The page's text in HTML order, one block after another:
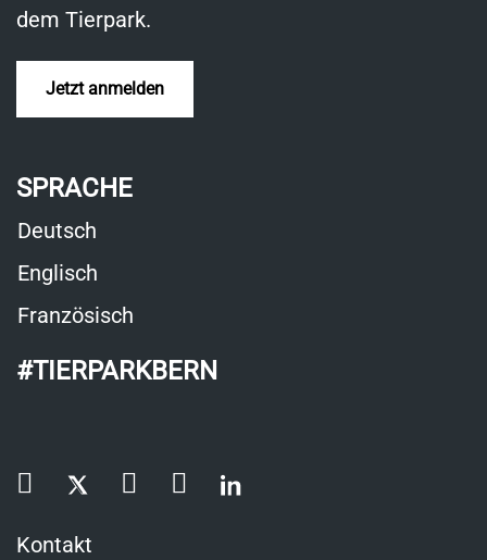
dem Tierpark.
Jetzt anmelden
SPRACHE
Deutsch
Englisch
Französisch
#TIERPARKBERN
Kontakt